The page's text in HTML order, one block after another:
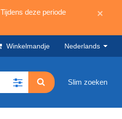
deze periode
×
Winkelmandje Nederlands
Slim zoeken